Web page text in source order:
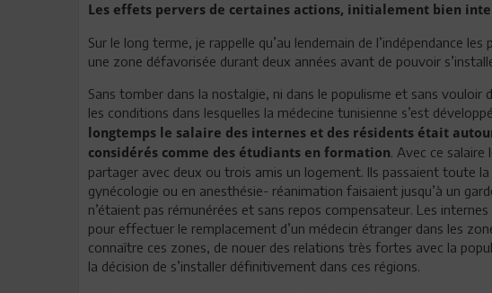
Les effets pervers de certaines actions, initialement bien
Sur le long terme, je rappelle qu’au lendemain de l’indépendance
une zone défavorisée durant deux années avant de pouvoir
Sans tomber dans la nostalgie, ni dans le populisme et sans
les conditions dans lesquelles la médecine tunisienne s’est
longtemps le salaire des internes et des résidents était
considérés comme des étudiants en formation. Avec ce
partager avec deux ou trois amis un logement. Ils passaient toute
gynécologie ou en anesthésie- réanimation faisaient jusqu’à un
n’étaient pas rémunérées et sans repos compensateur. Les
pour effectuer le remplacement d’un médecin étranger dans les
connaître ces zones, de nouer des relations très fortes avec la
la décision de s’installer définitivement dans ces régions.